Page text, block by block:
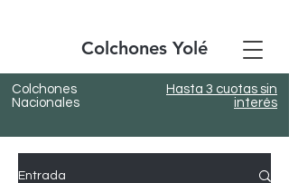
Colchones Yolé
Colchones
Nacionales
Hasta 3 cuotas sin
interés
Entrada